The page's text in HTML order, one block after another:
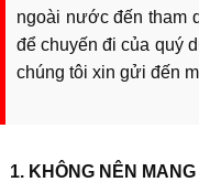
ngoài nước đến tham
để chuyến đi của quý
chúng tôi xin gửi đến
1. KHÔNG NÊN